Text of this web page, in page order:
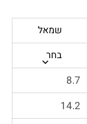
שמאל
בחר